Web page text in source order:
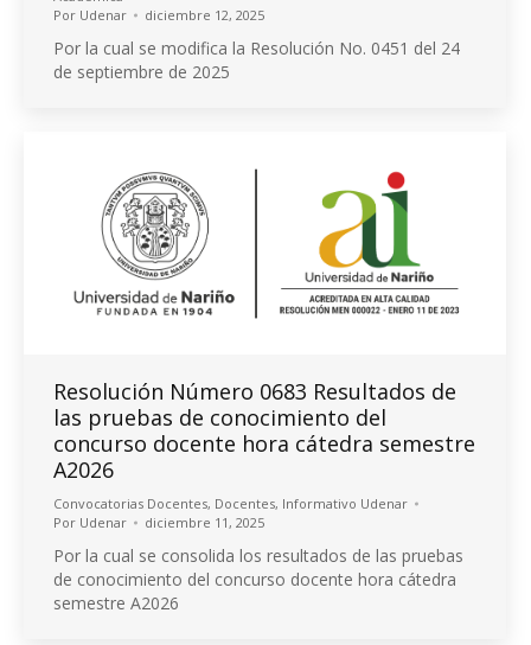
Por Udenar diciembre 12, 2025
Por la cual se modifica la Resolución No. 0451 del 24
de septiembre de 2025
Resolución Número 0683 Resultados de
las pruebas de conocimiento del
concurso docente hora cátedra semestre
A2026
Convocatorias Docentes, Docentes, Informativo Udenar
Por Udenar diciembre 11, 2025
Por la cual se consolida los resultados de las pruebas
de conocimiento del concurso docente hora cátedra
semestre A2026